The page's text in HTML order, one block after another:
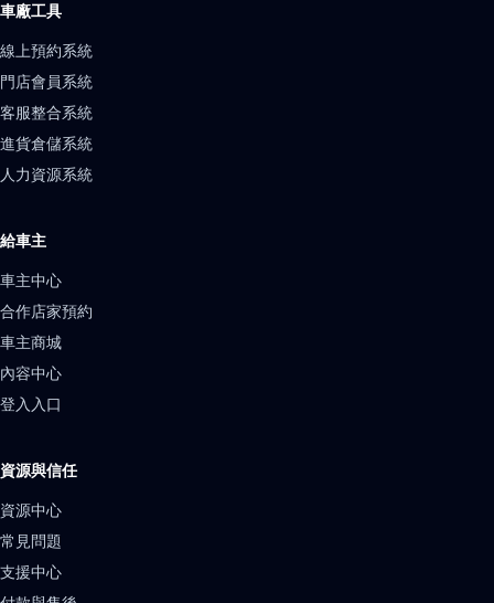
車廠工具
線上預約系統
門店會員系統
客服整合系統
進貨倉儲系統
人力資源系統
給車主
車主中心
合作店家預約
車主商城
內容中心
登入入口
資源與信任
資源中心
常見問題
支援中心